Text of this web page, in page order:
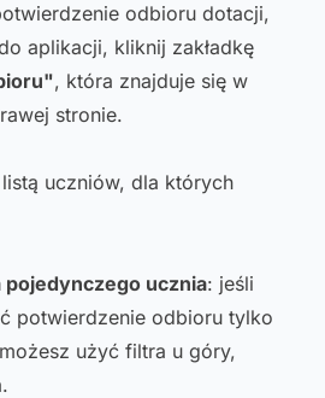
odbioru dotacji,
aplikacji, kliknij zakładkę
, która znajduje się w
stronie.
uczniów, dla których
ucznia: jeśli
potwierdzenie odbioru tylko
użyć filtra u góry,